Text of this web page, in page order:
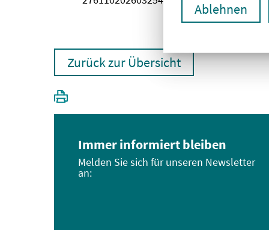
Ablehnen
Zurück zur Übersicht
Immer informiert bleiben
Melden Sie sich für unseren Newsletter
an: